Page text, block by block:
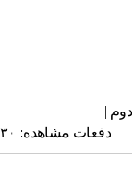
|
دفعات مشاهده: ۵۲۳۰ بار |